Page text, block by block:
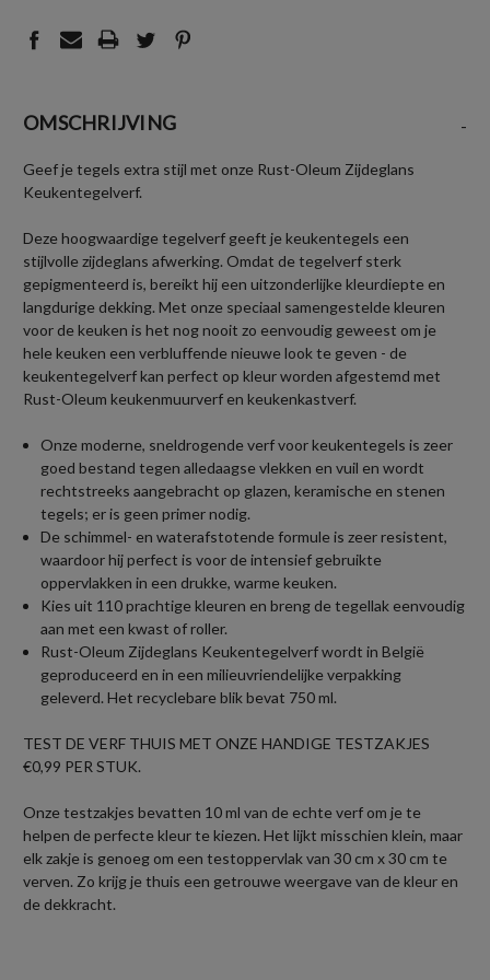
OMSCHRIJVING -
Geef je tegels extra stijl met onze Rust-Oleum Zijdeglans
Keukentegelverf.
Deze hoogwaardige tegelverf geeft je keukentegels een
stijlvolle zijdeglans afwerking. Omdat de tegelverf sterk
gepigmenteerd is, bereikt hij een uitzonderlijke kleurdiepte en
langdurige dekking. Met onze speciaal samengestelde kleuren
voor de keuken is het nog nooit zo eenvoudig geweest om je
hele keuken een verbluffende nieuwe look te geven - de
keukentegelverf kan perfect op kleur worden afgestemd met
Rust-Oleum keukenmuurverf en keukenkastverf.
Onze moderne, sneldrogende verf voor keukentegels is zeer
goed bestand tegen alledaagse vlekken en vuil en wordt
rechtstreeks aangebracht op glazen, keramische en stenen
tegels; er is geen primer nodig.
De schimmel- en waterafstotende formule is zeer resistent,
waardoor hij perfect is voor de intensief gebruikte
oppervlakken in een drukke, warme keuken.
Kies uit 110 prachtige kleuren en breng de tegellak eenvoudig
aan met een kwast of roller.
Rust-Oleum Zijdeglans Keukentegelverf wordt in België
geproduceerd en in een milieuvriendelijke verpakking
geleverd. Het recyclebare blik bevat 750 ml.
TEST DE VERF THUIS MET ONZE HANDIGE TESTZAKJES
€0,99 PER STUK.
Onze testzakjes bevatten 10 ml van de echte verf om je te
helpen de perfecte kleur te kiezen. Het lijkt misschien klein, maar
elk zakje is genoeg om een testoppervlak van 30 cm x 30 cm te
verven. Zo krijg je thuis een getrouwe weergave van de kleur en
de dekkracht.